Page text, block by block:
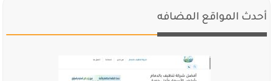
أحدث المواقع المضافه